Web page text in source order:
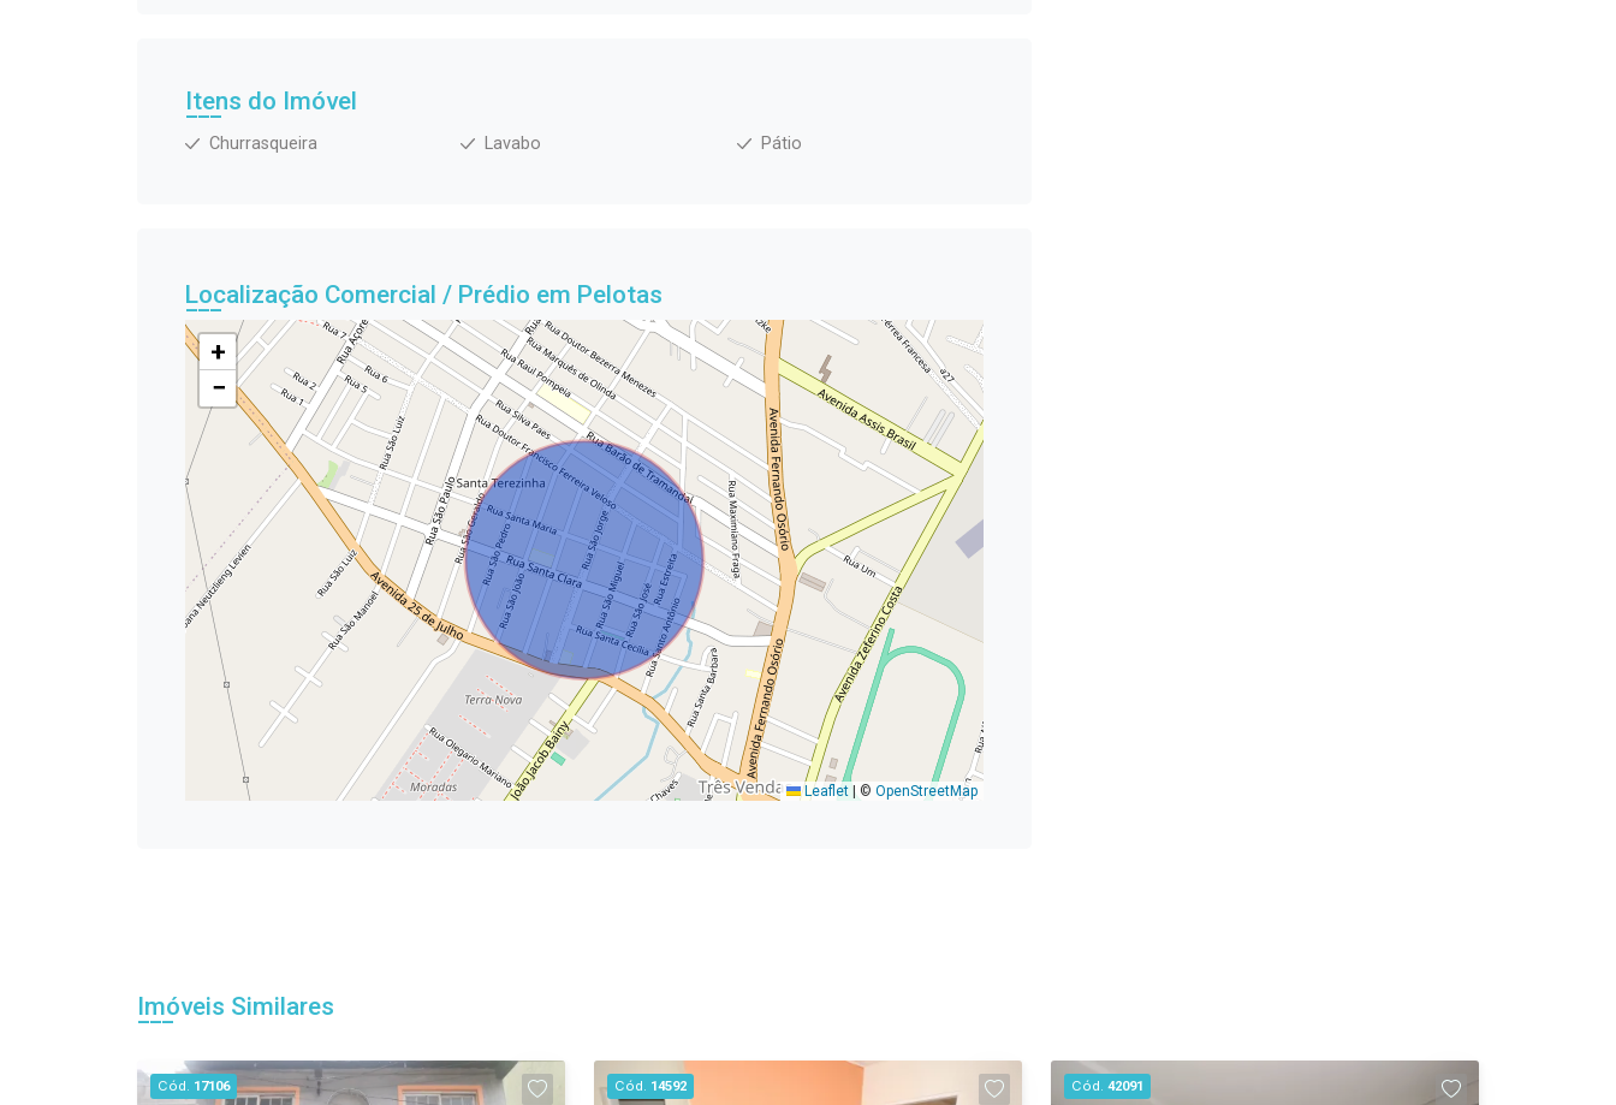
Itens do Imóvel
Churrasqueira Lavabo Pátio
Localização Comercial / Prédio em Pelotas
+
−
Leaflet |© OpenStreetMap
Imóveis Similares
Cód. 17106 Cód. 14592 Cód. 42091